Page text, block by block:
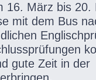
16. März bis
mit dem Bus
gute Zeit in der